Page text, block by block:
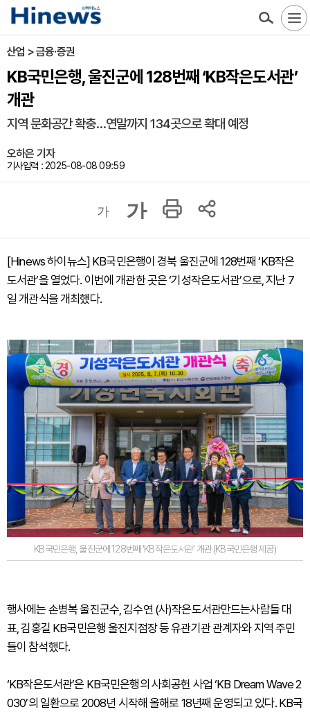
산업 > 금융·증권
KB국민은행, 울진군에 128번째 ‘KB작은도서관’
개관
지역 문화공간 확충…연말까지 134곳으로 확대 예정
오하은 기자
기사입력 : 2025-08-08 09:59
가 가
[Hinews 하이뉴스] KB국민은행이 경북 울진군에 128번째 ‘KB작은
도서관’을 열었다. 이번에 개관한 곳은 ‘기성작은도서관’으로, 지난 7
일 개관식을 개최했다.
KB국민은행, 울진군에 128번째 ‘KB작은도서관’ 개관 (KB국민은행 제공)
행사에는 손병복 울진군수, 김수연 (사)작은도서관만드는사람들 대
표, 김홍길 KB국민은행 울진지점장 등 유관기관 관계자와 지역 주민
들이 참석했다.
‘KB작은도서관’은 KB국민은행의 사회공헌 사업 ‘KB Dream Wave 2
030’의 일환으로 2008년 시작해 올해로 18년째 운영되고 있다. KB국